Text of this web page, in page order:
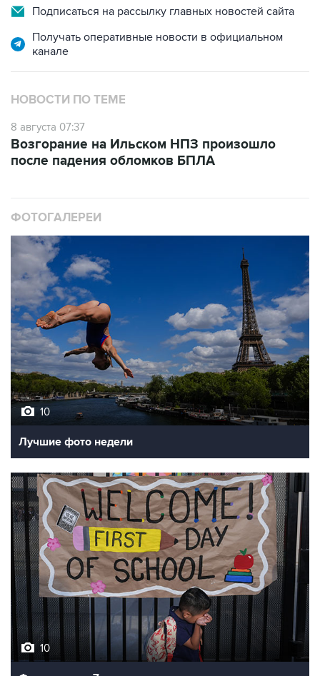
Подписаться на рассылку главных новостей сайта
Получать оперативные новости в официальном
канале
НОВОСТИ ПО ТЕМЕ
8 августа 07:37
Возгорание на Ильском НПЗ произошло
после падения обломков БПЛА
ФОТОГАЛЕРЕИ
10
Лучшие фото недели
10